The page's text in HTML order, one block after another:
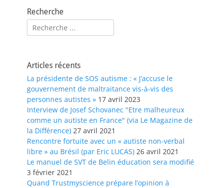
Recherche
Rechercher :
Articles récents
La présidente de SOS autisme : « J’accuse le
gouvernement de maltraitance vis-à-vis des
personnes autistes » 17 avril 2023
Interview de Josef Schovanec "Etre malheureux
comme un autiste en France" (via Le Magazine de
la Différence) 27 avril 2021
Rencontre fortuite avec un « autiste non-verbal
libre » au Brésil (par Eric LUCAS) 26 avril 2021
Le manuel de SVT de Belin éducation sera modifié
3 février 2021
Quand Trustmyscience prépare l’opinion à